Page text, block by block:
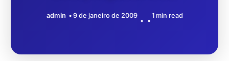
admin 9 de janeiro de 2009 1 min read